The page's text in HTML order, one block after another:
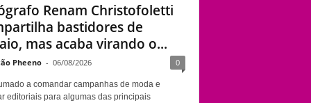
Renam Christofoletti
bastidores de
mas acaba virando o...
Pheeno - 06/08/2026 0
a comandar campanhas de moda e
editoriais para algumas das principais